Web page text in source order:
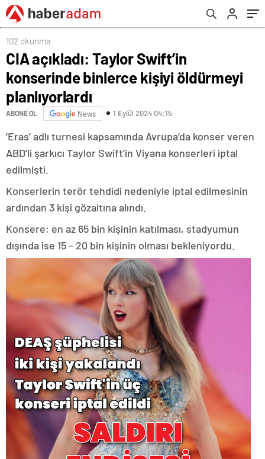
102 okunma
CIA açıkladı: Taylor Swift’in
konserinde binlerce kişiyi öldürmeyi
planlıyorlardı
ABONE OL News 1 Eylül 2024 04:15
‘Eras’ adlı turnesi kapsamında Avrupa’da konser veren
ABD’li şarkıcı Taylor Swift’in Viyana konserleri iptal
edilmişti.
Konserlerin terör tehdidi nedeniyle iptal edilmesinin
ardından 3 kişi gözaltına alındı.
Konsere; en az 65 bin kişinin katılması, stadyumun
dışında ise 15 – 20 bin kişinin olması bekleniyordu.